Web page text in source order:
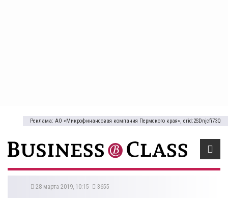
Реклама: АО «Микрофинансовая компания Пермского края», erid:2SDnjcfi73Q
28 марта 2019, 10:15 3655